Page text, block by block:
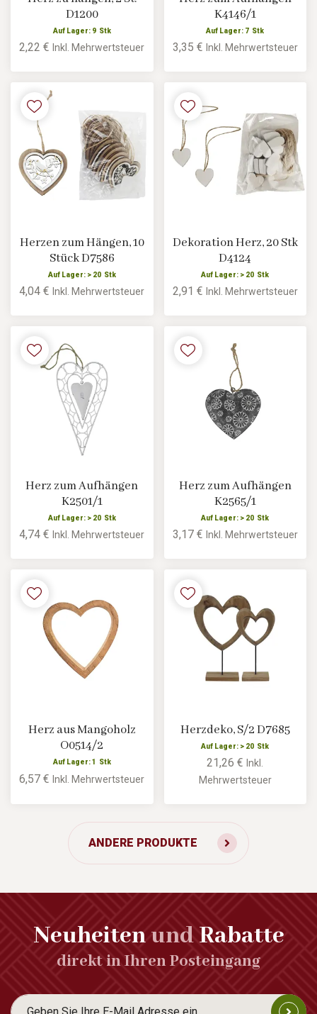
D1200
Auf Lager: 9 Stk
2,22 €Inkl. Mehrwertsteuer
K4146/1
Auf Lager: 7 Stk
3,35 € Inkl. Mehrwertsteuer
Herzen zum Hängen, 10
Stück D7586
Auf Lager: > 20 Stk
4,04 €Inkl. Mehrwertsteuer
Dekoration Herz, 20 Stk
D4124
Auf Lager: > 20 Stk
2,91 € Inkl. Mehrwertsteuer
Herz zum Aufhängen
K2501/1
Auf Lager: > 20 Stk
4,74 €Inkl. Mehrwertsteuer
Herz zum Aufhängen
K2565/1
Auf Lager: > 20 Stk
3,17 € Inkl. Mehrwertsteuer
Herz aus Mangoholz
O0514/2
Auf Lager: 1 Stk
6,57 €Inkl. Mehrwertsteuer
Herzdeko, S/2 D7685
Auf Lager: > 20 Stk
21,26 €Inkl.
Mehrwertsteuer
ANDERE PRODUKTE
NeuheitenundRabatte
direkt in Ihren Posteingang